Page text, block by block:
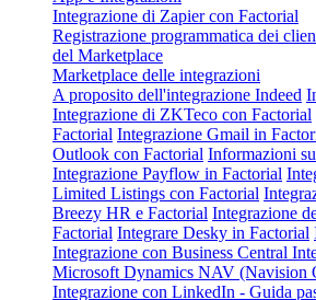
Integrazione di Zapier con Factorial
Registrazione programmatica dei
del Marketplace
Marketplace delle integrazioni
A proposito dell'integrazione Indeed
Integrazione di ZKTeco con Factorial
Factorial Integrazione Gmail in
Outlook con Factorial Informazioni
Integrazione Payflow in Factorial
Limited Listings con Factorial
Breezy HR e Factorial Integrazione
Factorial Integrare Desky in Factorial
Integrazione con Business Central
Microsoft Dynamics NAV (Navision
Integrazione con LinkedIn - Guida